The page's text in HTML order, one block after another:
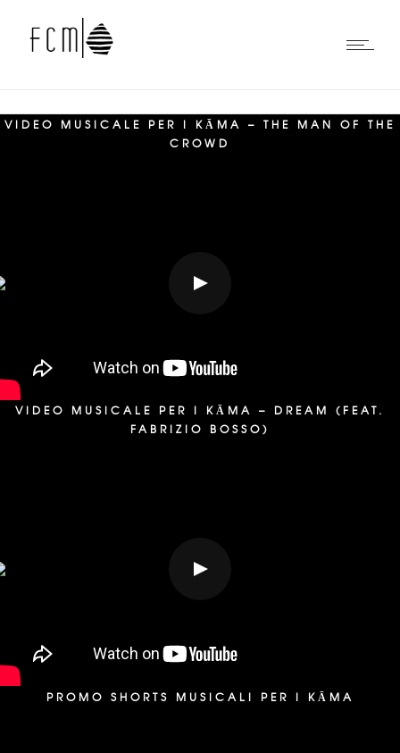
VIDEO MUSICALE PER I KĀMA – THE MAN OF THE
CROWD
VIDEO MUSICALE PER I KĀMA – DREAM (FEAT.
FABRIZIO BOSSO)
PROMO SHORTS MUSICALI PER I KĀMA